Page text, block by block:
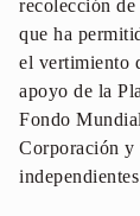
recolección
que ha
el vertimiento
apoyo de la
Fondo
Corporación y